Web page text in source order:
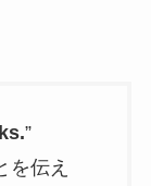
”
を伝え